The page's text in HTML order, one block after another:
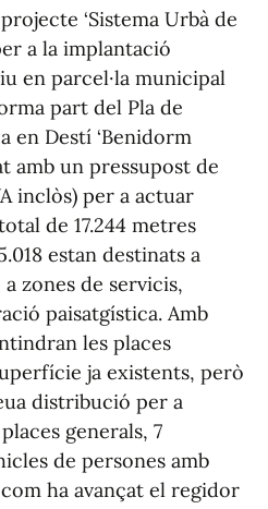
‘Sistema Urbà de
a la implantació
en parcel·la municipal
part del Pla de
en Destí ‘Benidorm
amb un pressupost de
inclòs) per a actuar
de 17.244 metres
estan destinats a
zones de servicis,
paisatgística. Amb
les places
ja existents, però
distribució per a
generals, 7
de persones amb
ha avançat el regidor